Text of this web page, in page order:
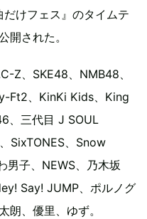
だけフェス』のタイムテ
開された。
Z、SKE48、NMB48、
Ft2、KinKi Kids、King
、三代目 J SOUL
SixTONES、Snow
男子、NEWS、乃木坂
Say! JUMP、ポルノグ
朗、優里、ゆず。